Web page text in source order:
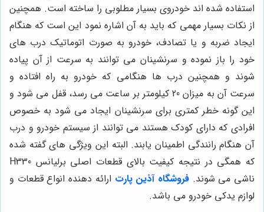
استفاده شده اند خودروی بسیار مطلوبی را ساخته است. همچنین
از نکات بسیار مهمی که باید به آن اشاره نمود این است که هنگام
ایجاد ضربه و یا تصادف، خودرو به صورت اتوماتیک درب های
خود را باز نموده و سرنشینان می توانند به سرعت از آن پیاده
شوند و همچنین درب ها هنگامی که خودرو به راه افتاده و
سرعت آن به میزان 20 کیلومتر بر ساعت می رسد، قفل می شود و
این گونه خطر کمتری برای سرنشینان ایجاد می شود به خصوص
افرادی که دارای کودک هستند می توانند از سیستم خودرو و درب
آن هنگام رانندگی اطمینان یابند. البته این ویژگی های گفته شده
که همگی در نتیجه کیفیت بالای قطعات اصلی برلیانس H330
ناشی می شوند.فروشگاه آذین پارت ارائه دهنده انواع قطعات و
لوازم یدکی خودرو می باشد.